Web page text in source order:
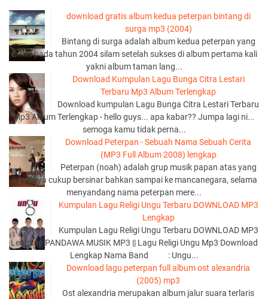
download gratis album kedua peterpan bintang di
surga mp3 (2004)
Bintang di surga adalah album kedua peterpan yang
di rilis pada tahun 2004 silam setelah sukses di album pertama kali
yakni album taman lang...
Download Kumpulan Lagu Bunga Citra Lestari
Terbaru Mp3 Album Terlengkap
Download kumpulan Lagu Bunga Citra Lestari Terbaru
Mp3 Album Terlengkap - hello guys... apa kabar?? Jumpa lagi ni...
semoga kamu tidak perna...
Download Peterpan - Sebuah Nama Sebuah Cerita
(MP3 Full Album 2008) lengkap
Peterpan (noah) adalah grup musik papan atas yang
namanya cukup bersinar bahkan sampai ke mancanegara, selama
menyandang nama peterpan mere...
Kumpulan Lagu Religi Ungu Terbaru DOWNLOAD MP3
Lengkap
Kumpulan Lagu Religi Ungu Terbaru DOWNLOAD MP3
Lengkap PANDAWA MUSIK MP3 || Lagu Religi Ungu Mp3 Download
Lengkap Nama Band : Ungu...
Download lagu peterpan full album ost alexandria
(2005) mp3
Ost alexandria merupakan album jalur suara terlaris